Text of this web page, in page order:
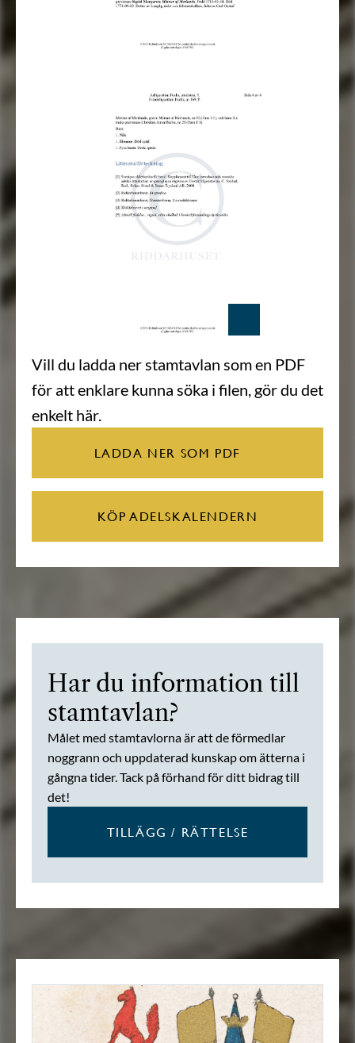
Vill du ladda ner stamtavlan som en PDF
för att enklare kunna söka i filen, gör du det
enkelt här.
LADDA NER SOM PDF
KÖP ADELSKALENDERN
Har du information till
stamtavlan?
Målet med stamtavlorna är att de förmedlar
noggrann och uppdaterad kunskap om ätterna i
gångna tider. Tack på förhand för ditt bidrag till
det!
TILLÄGG / RÄTTELSE